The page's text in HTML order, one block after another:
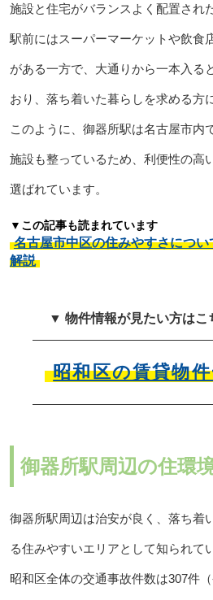
施設と住宅がバランスよく配置され
駅前にはスーパーマーケットや飲食
がある一方で、大通りから一本入る
おり、落ち着いた暮らしを求める方
このように、御器所駅は名古屋市内
施設も整っているため、利便性の高
選ばれています。
▼この記事も読まれています
名古屋市中区の住みやすさにつ
解説
▼ 物件情報が見たい方は
昭和区の賃貸物
御器所駅周辺の住環
御器所駅周辺は治安が良く、落ち着
る住みやすいエリアとして知られて
昭和区全体の交通事故件数は307件